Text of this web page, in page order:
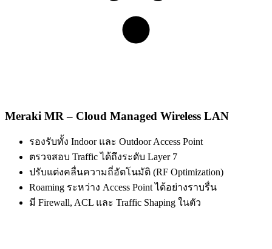
Meraki MR – Cloud Managed Wireless LAN
รองรับทั้ง Indoor และ Outdoor Access Point
ตรวจสอบ Traffic ได้ถึงระดับ Layer 7
ปรับแต่งคลื่นความถี่อัตโนมัติ (RF Optimization)
Roaming ระหว่าง Access Point ได้อย่างราบรื่น
มี Firewall, ACL และ Traffic Shaping ในตัว